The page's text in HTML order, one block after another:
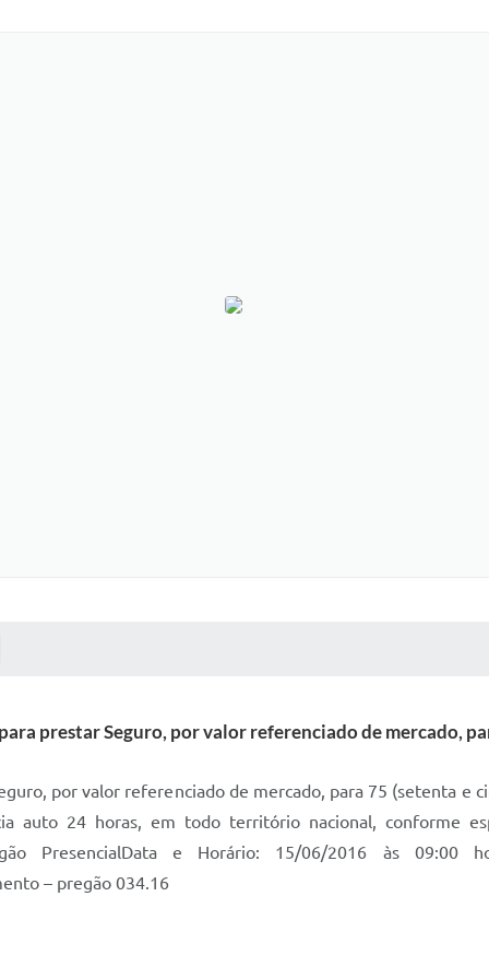
MÍDIAS
prestar Seguro, por valor referenciado de mercado,
por valor referenciado de mercado, para 75 (setenta e
auto 24 horas, em todo território nacional, conforme
PresencialData e Horário: 15/06/2016 às 09:00
– pregão 034.16